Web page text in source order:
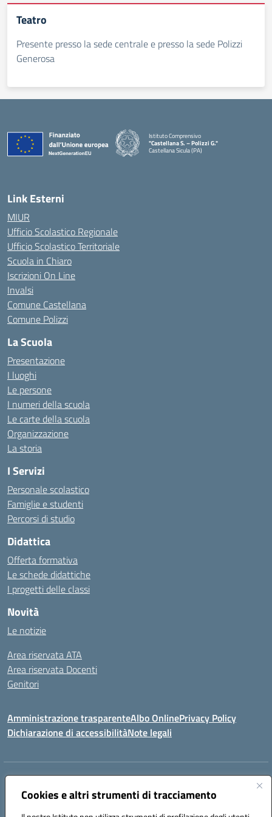
Cookies e altri strumenti di tracciamento
Teatro
Presente presso la sede centrale e presso la sede Polizzi
Generosa
Istituto Comprensivo
"Castellana S. – Polizzi G."
Castellana Sicula (PA)
Link Esterni
MIUR
Ufficio Scolastico Regionale
Ufficio Scolastico Territoriale
Scuola in Chiaro
Iscrizioni On Line
Invalsi
Comune Castellana
Comune Polizzi
La Scuola
Presentazione
I luoghi
Le persone
I numeri della scuola
Le carte della scuola
Organizzazione
La storia
I Servizi
Personale scolastico
Famiglie e studenti
Percorsi di studio
Didattica
Offerta formativa
Le schede didattiche
I progetti delle classi
Novità
Le notizie
Area riservata ATA
Area riservata Docenti
Genitori
Amministrazione trasparenteAlbo OnlinePrivacy Policy
Dichiarazione di accessibilitàNote legali
Indirizzo:
Centralino:0921562586 Email:PAIC820003@istruzione.it